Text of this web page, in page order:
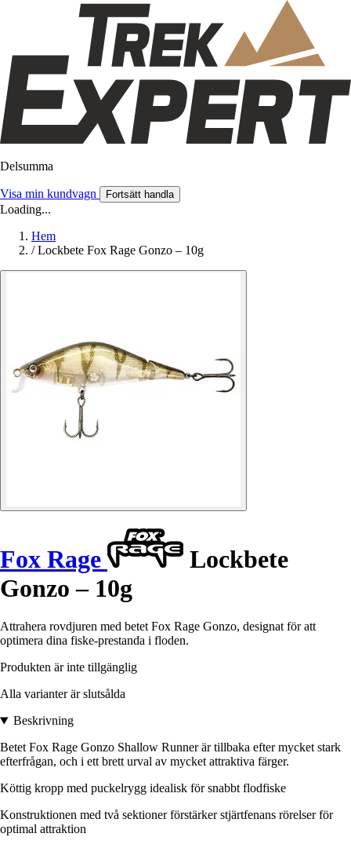
Delsumma
Visa min kundvagn Fortsätt handla
Loading...
Hem
/ Lockbete Fox Rage Gonzo – 10g
Fox Rage
Lockbete
Gonzo – 10g
Attrahera rovdjuren med betet Fox Rage Gonzo, designat för att
optimera dina fiske-prestanda i floden.
Produkten är inte tillgänglig
Alla varianter är slutsålda
Beskrivning
Betet Fox Rage Gonzo Shallow Runner är tillbaka efter mycket stark
efterfrågan, och i ett brett urval av mycket attraktiva färger.
Köttig kropp med puckelrygg idealisk för snabbt flodfiske
Konstruktionen med två sektioner förstärker stjärtfenans rörelser för
optimal attraktion